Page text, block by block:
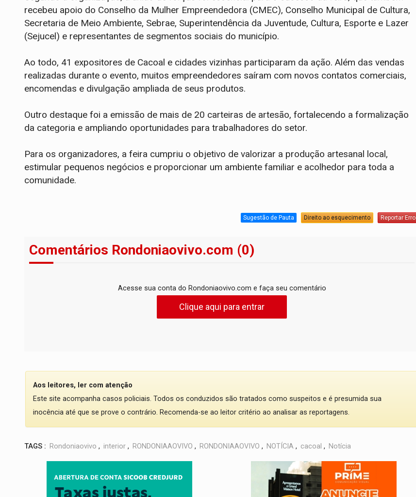
recebeu apoio do Conselho da Mulher Empreendedora (CMEC), Conselho Municipal de Cultura,
Secretaria de Meio Ambiente, Sebrae, Superintendência da Juventude, Cultura, Esporte e Lazer
(Sejucel) e representantes de segmentos sociais do município.
Ao todo, 41 expositores de Cacoal e cidades vizinhas participaram da ação. Além das vendas
realizadas durante o evento, muitos empreendedores saíram com novos contatos comerciais,
encomendas e divulgação ampliada de seus produtos.
Outro destaque foi a emissão de mais de 20 carteiras de artesão, fortalecendo a formalização
da categoria e ampliando oportunidades para trabalhadores do setor.
Para os organizadores, a feira cumpriu o objetivo de valorizar a produção artesanal local,
estimular pequenos negócios e proporcionar um ambiente familiar e acolhedor para toda a
comunidade.
Sugestão de Pauta Direito ao esquecimento Reportar Erro
Comentários Rondoniaovivo.com (0)
Acesse sua conta do Rondoniaovivo.com e faça seu comentário
Clique aqui para entrar
Aos leitores, ler com atenção
Este site acompanha casos policiais. Todos os conduzidos são tratados como suspeitos e é presumida sua
inocência até que se prove o contrário. Recomenda-se ao leitor critério ao analisar as reportagens.
TAGS : Rondoniaovivo , interior , RONDONIAAOVIVO , RONDONIAAOVIVO , NOTÍCIA , cacoal , Notícia